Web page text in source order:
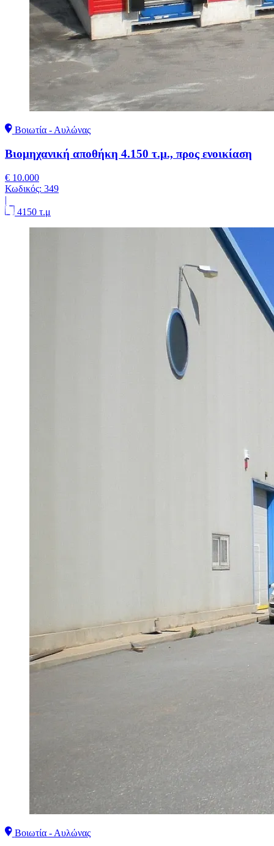
Βοιωτία - Αυλώνας
Βιομηχανική αποθήκη 4.150 τ.μ., προς ενοικίαση
€ 10.000
Κωδικός: 349
|
4150 τ.μ
Βοιωτία - Αυλώνας